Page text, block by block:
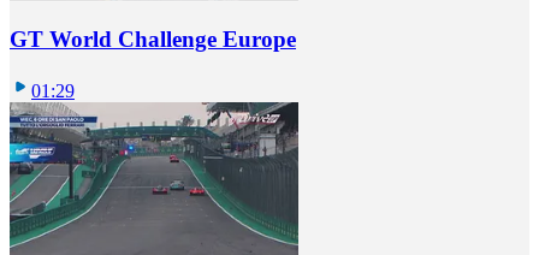
GT World Challenge Europe
01:29